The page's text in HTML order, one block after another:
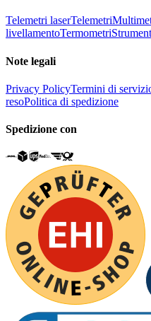
Telemetri laserTelemetri
livellamentoTermometri
Note legali
Privacy PolicyTermini di
resoPolitica di spedizione
Spedizione con